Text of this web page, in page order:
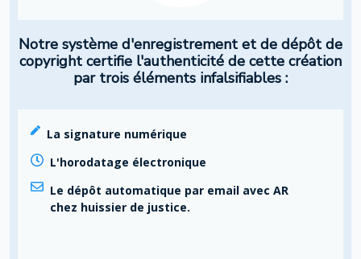
Notre système d'enregistrement et de dépôt de
copyright certifie l'authenticité de cette création
par trois éléments infalsifiables :
La signature numérique
L'horodatage électronique
Le dépôt automatique par email avec AR
chez huissier de justice.